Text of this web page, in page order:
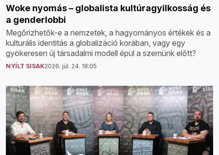
Woke nyomás – globalista kultúragyilkosság és
a genderlobbi
Megőrizhetők-e a nemzetek, a hagyományos értékek és a
kulturális identitás a globalizáció korában, vagy egy
gyökeresen új társadalmi modell épül a szemünk előtt?
NYÍLT SISAK2026. júl. 24. 18:05